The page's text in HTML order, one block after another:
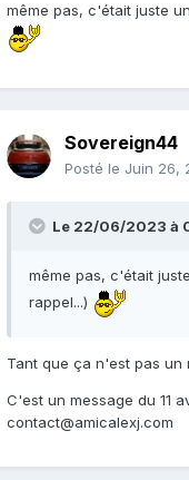
même pas, c'était juste
Sovereign44
Posté le Juin 26,
Le 22/06/2023 à
même pas, c'était
rappel...)
Tant que ça n'est pas un
C'est un message du 11
contact@amicalexj.com